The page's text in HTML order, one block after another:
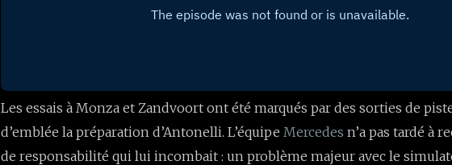
Les essais à Monza et Zandvoort ont été marqués par des sorties de
d’emblée la préparation d’Antonelli. L’équipe Mercedes n’a pas tardé à
de responsabilité qui lui incombait : un problème majeur avec le